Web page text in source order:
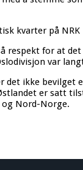
kvarter på
respekt for at
var
ikke bevilget
er satt
og Nord-Norge.